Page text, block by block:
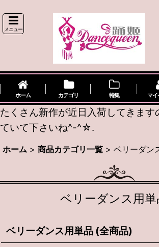
メニュー
ホーム カテゴリ 特集 マイ
たくさん新作が近日入荷してきます
ていて下さいね^-^☆.
ホーム > 商品カテゴリ一覧 > ベリーダン
ベリーダンス用単
ベリーダンス用単品 (全商品)